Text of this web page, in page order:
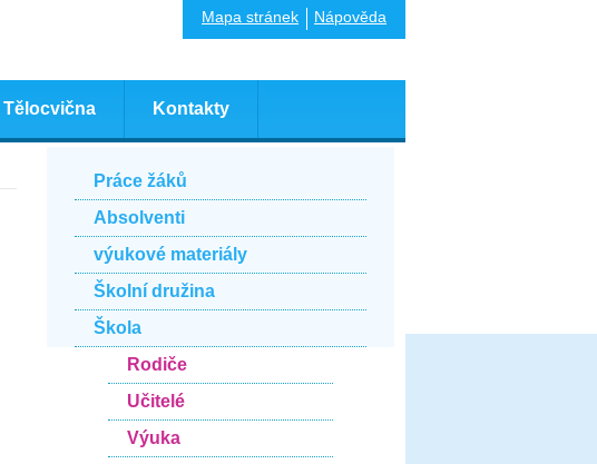
Mapa stránek Nápověda
Tělocvična Kontakty
Práce žáků
Absolventi
výukové materiály
Školní družina
Škola
Rodiče
Učitelé
Výuka